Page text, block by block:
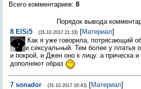
Всего комментариев: 8
Порядок вывода
8 ElSi5 (31.10.2017 21:33) [Материал]
Как я уже говорила, потрясающий
и сексуальный. Тем более у платья
и покрой, и Джен оно к лицу. а прическа и
дополняют образ
7 sonador (31.10.2017 16:43) [Материал]